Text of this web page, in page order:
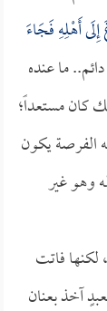
أَهْلِهِ فَجَاءَ
دائم.. ما عنده
كان مستعداً؛
الفرصة يكون
وهو غير
فاتت
آخذ بعنان